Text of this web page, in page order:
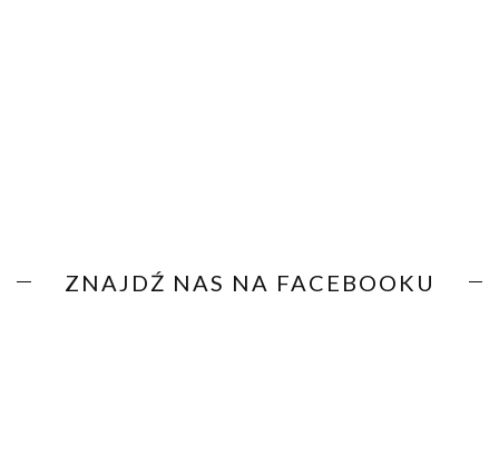
ZNAJDŹ NAS NA FACEBOOKU